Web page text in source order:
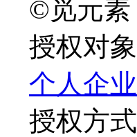
©觅元素
授权对象
个人企业
授权方式